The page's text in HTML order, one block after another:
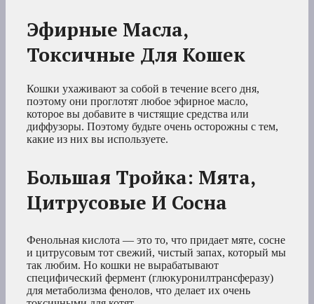
Эфирные Масла,
Токсичные Для Кошек
Кошки ухаживают за собой в течение всего дня,
поэтому они проглотят любое эфирное масло,
которое вы добавите в чистящие средства или
диффузоры. Поэтому будьте очень осторожны с тем,
какие из них вы используете.
Большая Тройка: Мята,
Цитрусовые И Сосна
Фенольная кислота — это то, что придает мяте, сосне
и цитрусовым тот свежий, чистый запах, который мы
так любим. Но кошки не вырабатывают
специфический фермент (глюкуронилтрансферазу)
для метаболизма фенолов, что делает их очень